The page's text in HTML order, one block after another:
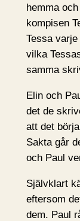
hemma
kompisen
Tessa
vilka
samma
Elin och
det de
att det
Sakta går
och Paul
Självklart
eftersom
dem. Paul